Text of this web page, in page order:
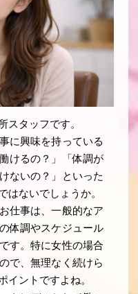
スタッフです。
に興味を持っている
けるの？」「体調が
ないの？」といった
はないでしょうか。
仕事は、一般的なア
体調やスケジュール
す。特に女性の場合
で、無理なく続けら
イントですよね。